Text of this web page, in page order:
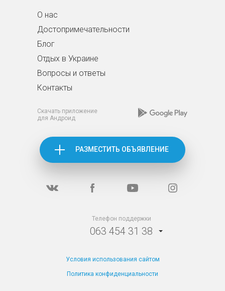
О нас
Достопримечательности
Блог
Отдых в Украине
Вопросы и ответы
Контакты
Скачать приложение
для Андроид
РАЗМЕСТИТЬ ОБЪЯВЛЕНИЕ
Телефон поддержки
063 454 31 38
Условия использования сайтом
Политика конфиденциальности